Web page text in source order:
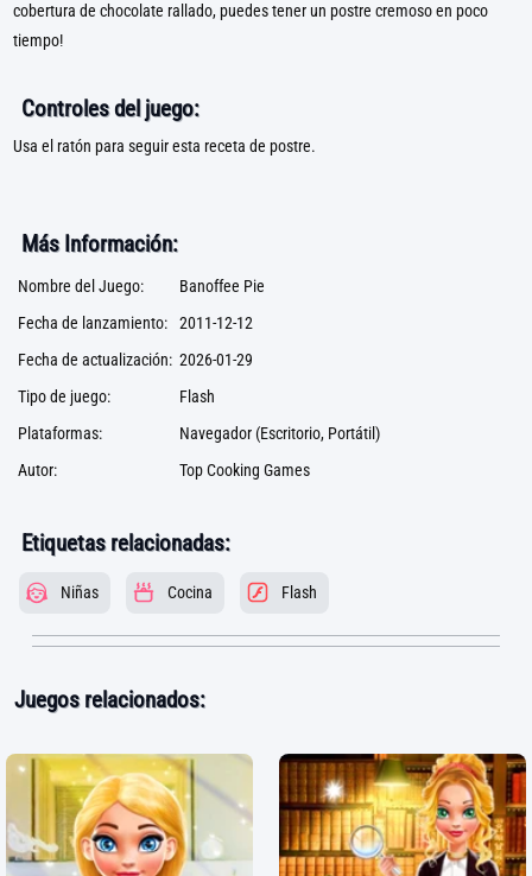
cobertura de chocolate rallado, puedes tener un postre cremoso en poco
tiempo!
Controles del juego:
Usa el ratón para seguir esta receta de postre.
Más Información:
Nombre del Juego:
Banoffee Pie
Fecha de lanzamiento: 2011-12-12
Fecha de actualización: 2026-01-29
Tipo de juego:
Flash
Plataformas:
Navegador (Escritorio, Portátil)
Autor:
Top Cooking Games
Etiquetas relacionadas:
Niñas Cocina Flash
Juegos relacionados: